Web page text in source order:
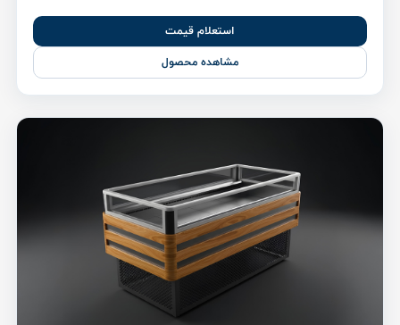
استعلام قیمت
مشاهده محصول